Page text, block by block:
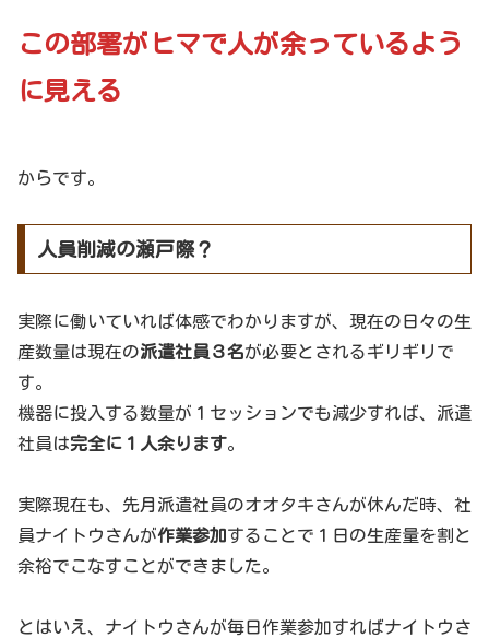
この部署がヒマで人が余っているよう
に見える
からです。
人員削減の瀬戸際？
実際に働いていれば体感でわかりますが、現在の日々の生
産数量は現在の派遣社員３名が必要とされるギリギリで
す。
機器に投入する数量が１セッションでも減少すれば、派遣
社員は完全に１人余ります。
実際現在も、先月派遣社員のオオタキさんが休んだ時、社
員ナイトウさんが作業参加することで１日の生産量を割と
余裕でこなすことができました。
とはいえ、ナイトウさんが毎日作業参加すればナイトウさ